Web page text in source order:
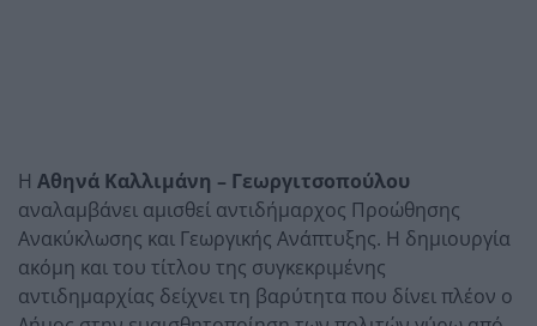
Η Αθηνά Καλλιμάνη – Γεωργιτσοπούλου
αναλαμβάνει αμισθεί αντιδήμαρχος Προώθησης
Ανακύκλωσης και Γεωργικής Ανάπτυξης. Η δημιουργία
ακόμη και του τίτλου της συγκεκριμένης
αντιδημαρχίας δείχνει τη βαρύτητα που δίνει πλέον ο